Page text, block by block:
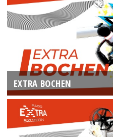
EXTRA BOCHEN